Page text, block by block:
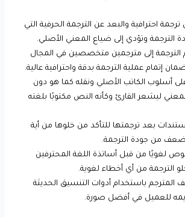
احترافية والبعد عن الترجمة الحرفية التي
الترجمة وتؤدي إلى ضياع المعني الأصلي.
الترجمة إلى مترجمين متخصصين في المجال
إتمام عملية الترجمة بدقة واحترافية عالية.
أسلوب الكاتب الأصلي ونقله كما هو دون
المعني ليشعر القارئ وكأنه النص مكتوبًا بلغته
بعد ترجمتها للتأكد من خلوها من أية
من جودة الترجمة.
لغويًا من قبل أساتذة اللغة المحترفين
الترجمة من أي أخطاء لغوية.
المترجم باستخدام أدوات التنسيق الحديثة
للعميل في أفضل صورة.